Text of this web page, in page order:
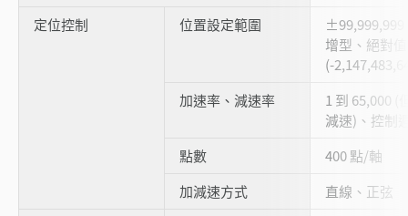
定位控制
位置設定範圍
增型、絕對
(-
加速率、減速率
1 到 65,000 (
減速)、控制
點數
400 點/軸
加減速方式
直線、正弦